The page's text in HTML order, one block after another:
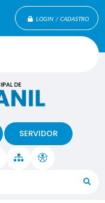
LOGIN / CADASTRO
SERVIDOR